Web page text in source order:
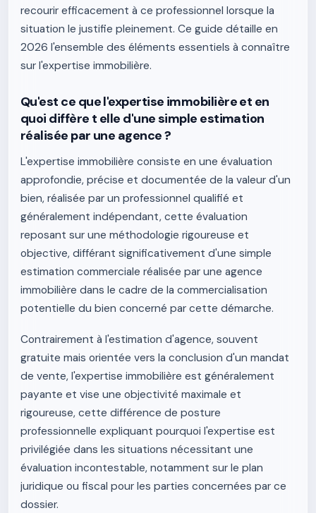
recourir efficacement à ce professionnel lorsque la
situation le justifie pleinement. Ce guide détaille en
2026 l'ensemble des éléments essentiels à connaître
sur l'expertise immobilière.
Qu'est ce que l'expertise immobilière et en
quoi diffère t elle d'une simple estimation
réalisée par une agence ?
L'expertise immobilière consiste en une évaluation
approfondie, précise et documentée de la valeur d'un
bien, réalisée par un professionnel qualifié et
généralement indépendant, cette évaluation
reposant sur une méthodologie rigoureuse et
objective, différant significativement d'une simple
estimation commerciale réalisée par une agence
immobilière dans le cadre de la commercialisation
potentielle du bien concerné par cette démarche.
Contrairement à l'estimation d'agence, souvent
gratuite mais orientée vers la conclusion d'un mandat
de vente, l'expertise immobilière est généralement
payante et vise une objectivité maximale et
rigoureuse, cette différence de posture
professionnelle expliquant pourquoi l'expertise est
privilégiée dans les situations nécessitant une
évaluation incontestable, notamment sur le plan
juridique ou fiscal pour les parties concernées par ce
dossier.